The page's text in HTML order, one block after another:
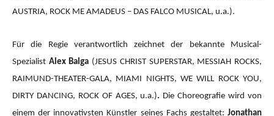
AUSTRIA, ROCK ME AMADEUS – DAS FALCO MUSICAL, u.a.).
Für die Regie verantwortlich zeichnet der bekannte Musical-
Spezialist Alex Balga (JESUS CHRIST SUPERSTAR, MESSIAH ROCKS,
RAIMUND-THEATER-GALA, MIAMI NIGHTS, WE WILL ROCK YOU,
DIRTY DANCING, ROCK OF AGES, u.a.). Die Choreografie wird von
einem der innovativsten Künstler seines Fachs gestaltet: Jonathan